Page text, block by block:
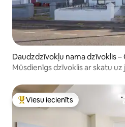
Daudzdzīvokļu nama dzīvoklis –
ast and Glens
Mūsdienīgs dzīvoklis ar skatu uz
Populārs viesu iecienīts mājoklis
Viesu iecienīts